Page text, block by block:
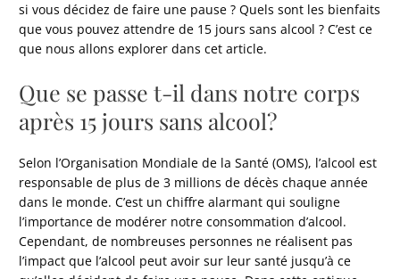
si vous décidez de faire une pause ? Quels sont les bienfaits
que vous pouvez attendre de 15 jours sans alcool ? C’est ce
que nous allons explorer dans cet article.
Que se passe t-il dans notre corps
après 15 jours sans alcool?
Selon l’Organisation Mondiale de la Santé (OMS), l’alcool est
responsable de plus de 3 millions de décès chaque année
dans le monde. C’est un chiffre alarmant qui souligne
l’importance de modérer notre consommation d’alcool.
Cependant, de nombreuses personnes ne réalisent pas
l’impact que l’alcool peut avoir sur leur santé jusqu’à ce